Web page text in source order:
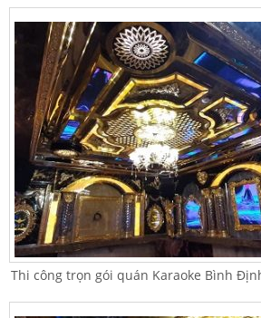
Thi công trọn gói quán Karaoke Bình